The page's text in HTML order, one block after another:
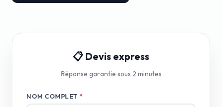
📋 Devis express
Réponse garantie sous 2 minutes
NOM COMPLET *